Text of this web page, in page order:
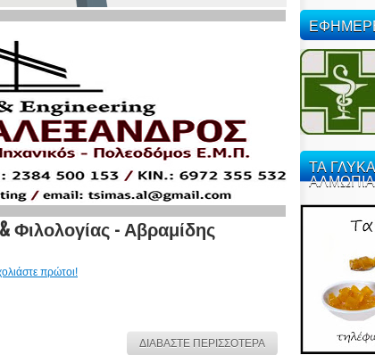
Φιλολογίας - Αβραμίδης
πρώτοι!
ΔΙΑΒΑΣΤΕ ΠΕΡΙΣΣΟΤΕΡΑ
ΤΑ
ΑΛΜΩΠΙΑ